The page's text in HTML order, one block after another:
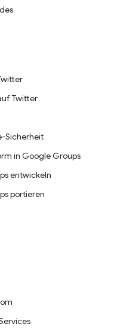
Twitter
Sicherheit
in Google Groups
entwickeln
portieren